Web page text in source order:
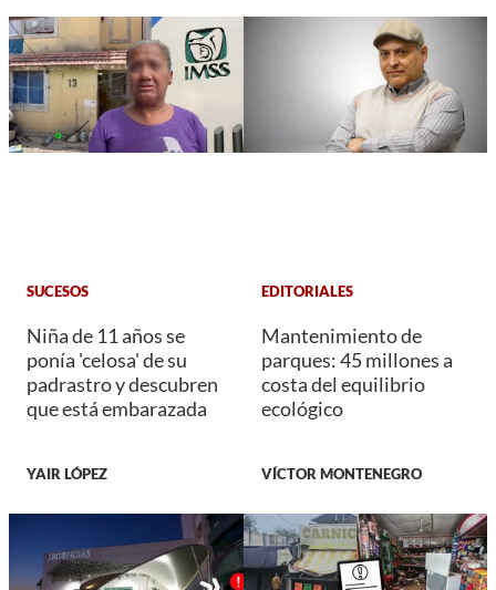
SUCESOS
Niña de 11 años se
ponía 'celosa' de su
padrastro y descubren
que está embarazada
YAIR LÓPEZ
EDITORIALES
Mantenimiento de
parques: 45 millones a
costa del equilibrio
ecológico
VÍCTOR MONTENEGRO